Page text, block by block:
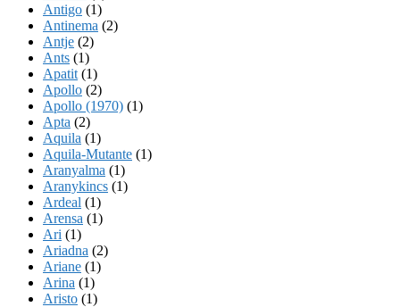
Antigo (1)
Antinema (2)
Antje (2)
Ants (1)
Apatit (1)
Apollo (2)
Apollo (1970) (1)
Apta (2)
Aquila (1)
Aquila-Mutante (1)
Aranyalma (1)
Aranykincs (1)
Ardeal (1)
Arensa (1)
Ari (1)
Ariadna (2)
Ariane (1)
Arina (1)
Aristo (1)